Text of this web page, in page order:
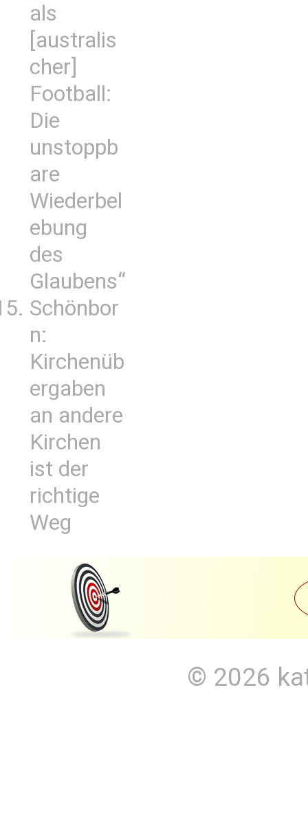
als
[australis
cher]
Football:
Die
unstoppb
are
Wiederbel
ebung
des
Glaubens“
Schönbor
n:
Kirchenüb
ergaben
an andere
Kirchen
ist der
richtige
Weg
© 2026